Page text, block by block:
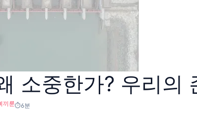
소중한가? 우리의
끼룬 6분